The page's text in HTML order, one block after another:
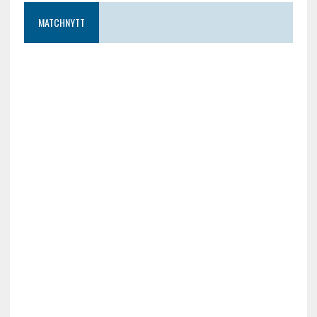
MATCHNYTT